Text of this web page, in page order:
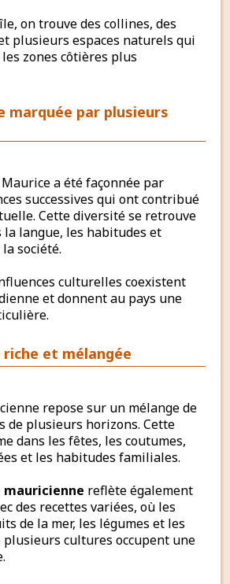
on trouve des collines, des
plusieurs espaces naturels qui
zones côtières plus
marquée par plusieurs
Maurice a été façonnée par
successives qui ont contribué
Cette diversité se retrouve
la langue, les habitudes et
société.
culturelles coexistent
et donnent au pays une
et mélangée
repose sur un mélange de
de plusieurs horizons. Cette
dans les fêtes, les coutumes,
et les habitudes familiales.
reflète également
des recettes variées, où les
de la mer, les légumes et les
cultures occupent une